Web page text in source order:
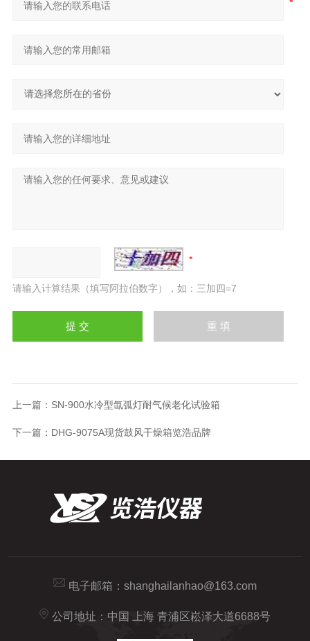
请输入计算结果（填写阿拉伯数字），如：三加四=7
上一篇： SN-900水冷型氙弧灯耐气候老化试验箱
下一篇： DHG-9075A现货鼓风干燥箱览浩品牌
电子邮箱： shanghailanhao@163.com
公司地址：中国 上海 青浦区崧泽大道6688号